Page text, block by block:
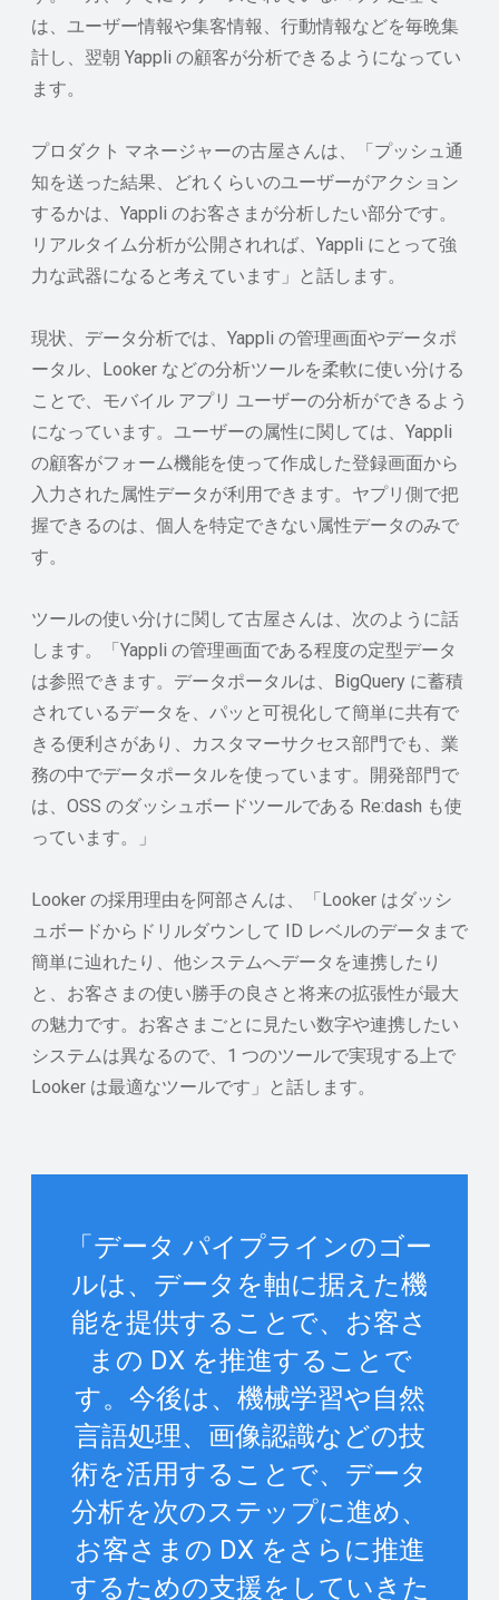
は、ユーザー情報や集客情報、行動情報などを毎晩集
計し、翌朝 Yappli の顧客が分析できるようになってい
ます。
プロダクト マネージャーの古屋さんは、「プッシュ通
知を送った結果、どれくらいのユーザーがアクション
するかは、Yappli のお客さまが分析したい部分です。
リアルタイム分析が公開されれば、Yappli にとって強
力な武器になると考えています」と話します。
現状、データ分析では、Yappli の管理画面やデータポ
ータル、Looker などの分析ツールを柔軟に使い分ける
ことで、モバイル アプリ ユーザーの分析ができるよう
になっています。ユーザーの属性に関しては、Yappli
の顧客がフォーム機能を使って作成した登録画面から
入力された属性データが利用できます。ヤプリ側で把
握できるのは、個人を特定できない属性データのみで
す。
ツールの使い分けに関して古屋さんは、次のように話
します。「Yappli の管理画面である程度の定型データ
は参照できます。データポータルは、BigQuery に蓄積
されているデータを、パッと可視化して簡単に共有で
きる便利さがあり、カスタマーサクセス部門でも、業
務の中でデータポータルを使っています。開発部門で
は、OSS のダッシュボードツールである Re:dash も使
っています。」
Looker の採用理由を阿部さんは、「Looker はダッシ
ュボードからドリルダウンして ID レベルのデータまで
簡単に辿れたり、他システムへデータを連携したり
と、お客さまの使い勝手の良さと将来の拡張性が最大
の魅力です。お客さまごとに見たい数字や連携したい
システムは異なるので、1 つのツールで実現する上で
Looker は最適なツールです」と話します。
「データ パイプラインのゴー
ルは、データを軸に据えた機
能を提供することで、お客さ
まの DX を推進することで
す。今後は、機械学習や自然
言語処理、画像認識などの技
術を活用することで、データ
分析を次のステップに進め、
お客さまの DX をさらに推進
するための支援をしていきた